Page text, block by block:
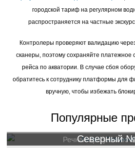
городской тариф на регулярном
распространяется на частные
Контролеры проверяют валидацию
сканеры, поэтому сохраняйте платежное
рейса по акватории. В случае сбоя
обратитесь к сотруднику платформы для
вручную, чтобы избежать
Популярные
Речная прогулка по
Северный